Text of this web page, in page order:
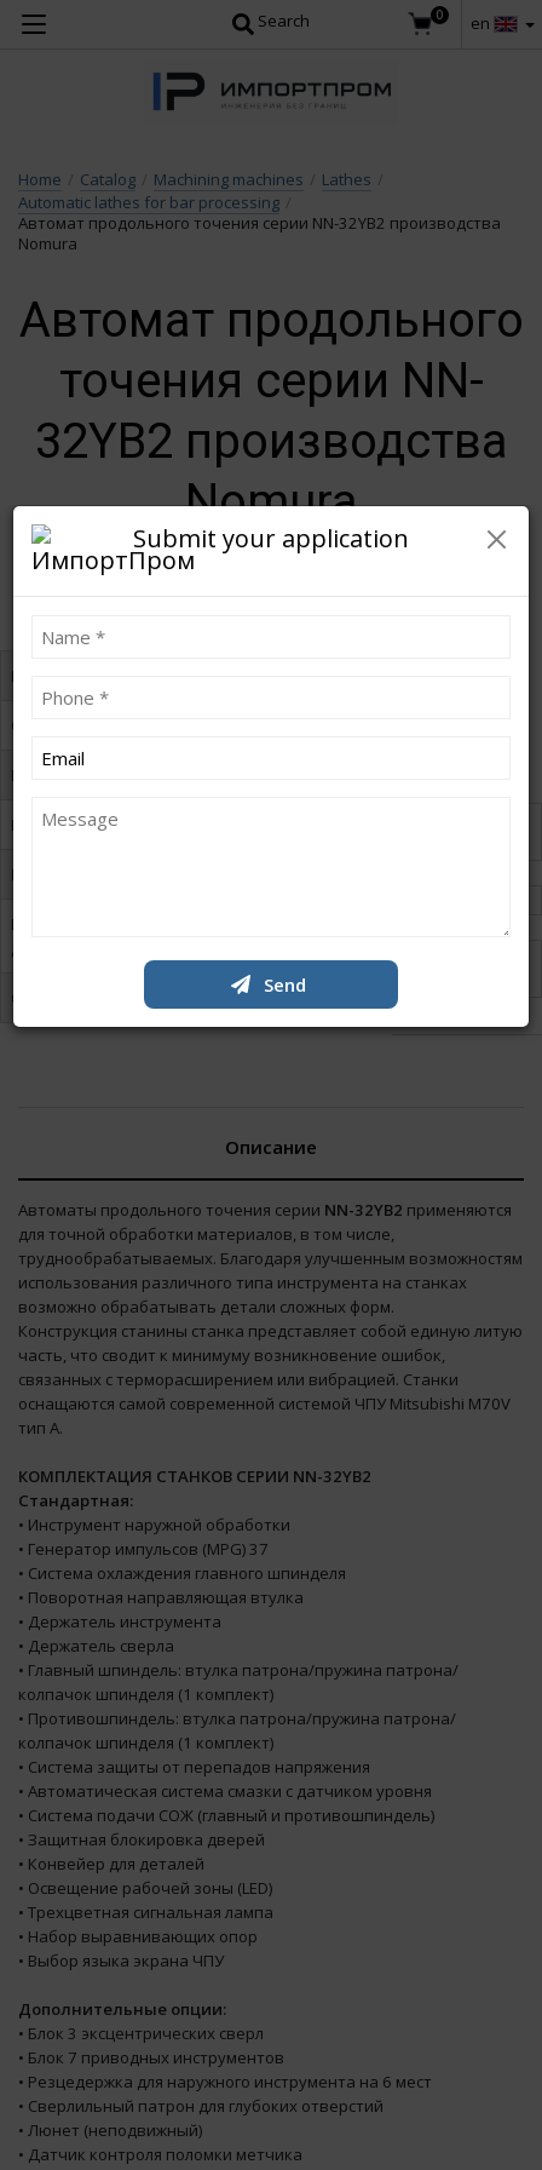
Search 0 en
Home Catalog Machining machines Lathes
Automatic lathes for bar processing
Автомат продольного точения серии NN-32YB2 производства
Nomura
Автомат продольного
точения серии NN-
32YB2 производства
Nomura
Производитель
Скорость шпинделя
Мощность
Макс. диаметр обработки
Макс. длина точения
Макс. длина выгружаемой
детали
Страна Япония
Описание
Автоматы продольного точения серии NN-32YB2 применяются
для точной обработки материалов, в том числе,
труднообрабатываемых. Благодаря улучшенным возможностям
использования различного типа инструмента на станках
возможно обрабатывать детали сложных форм.
Конструкция станины станка представляет собой единую литую
часть, что сводит к минимуму возникновение ошибок,
связанных с терморасширением или вибрацией. Станки
оснащаются самой современной системой ЧПУ Mitsubishi М70V
тип А.
КОМПЛЕКТАЦИЯ СТАНКОВ СЕРИИ NN-32YB2
Стандартная:
• Инструмент наружной обработки
• Генератор импульсов (MPG) 37
• Система охлаждения главного шпинделя
• Поворотная направляющая втулка
• Держатель инструмента
• Держатель сверла
• Главный шпиндель: втулка патрона/пружина патрона/
колпачок шпинделя (1 комплект)
• Противошпиндель: втулка патрона/пружина патрона/
колпачок шпинделя (1 комплект)
• Система защиты от перепадов напряжения
• Автоматическая система смазки с датчиком уровня
• Система подачи СОЖ (главный и противошпиндель)
• Защитная блокировка дверей
• Конвейер для деталей
• Освещение рабочей зоны (LED)
• Трехцветная сигнальная лампа
• Набор выравнивающих опор
• Выбор языка экрана ЧПУ
Дополнительные опции:
• Блок 3 эксцентрических сверл
• Блок 7 приводных инструментов
• Резцедержка для наружного инструмента на 6 мест
• Сверлильный патрон для глубоких отверстий
• Люнет (неподвижный)
• Датчик контроля поломки метчика
Submit your application
Send